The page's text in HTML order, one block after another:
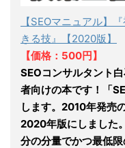
【SEOマニュアル】
きる技』【2020版】
【価格：500円】
SEOコンサルタント
者向けの本です！「
します。2010年発売
2020年版にしました
分の分量でかつ最低